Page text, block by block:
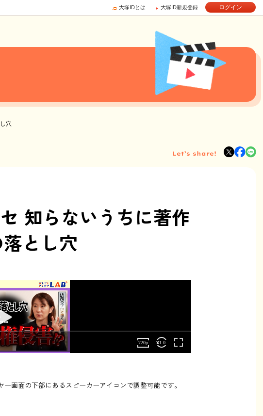
大塚IDとは 大塚ID新規登録 ログイン
穴
Let’s share!
知らないうちに著作
とし穴
画面の下部にあるスピーカーアイコンで調整可能です。